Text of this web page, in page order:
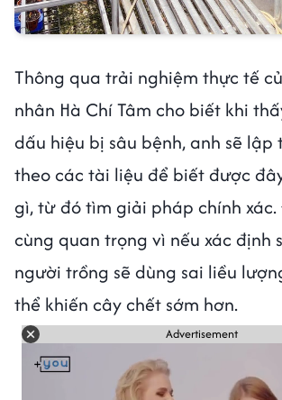
Thông qua trải nghiệm thực tế
nhân Hà Chí Tâm cho biết khi
dấu hiệu bị sâu bệnh, anh sẽ lập
theo các tài liệu để biết được
gì, từ đó tìm giải pháp chính
cùng quan trọng vì nếu xác định
người trồng sẽ dùng sai liều
thể khiến cây chết sớm hơn.
Advertisement